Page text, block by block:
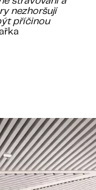
nezhoršují
příčinou